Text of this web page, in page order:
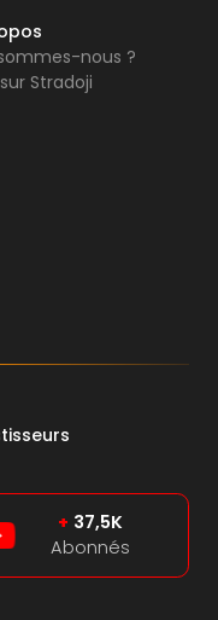
nous ?
Stradoji
+ 37,5K
Abonnés